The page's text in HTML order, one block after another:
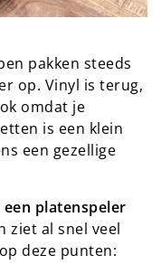
pakken steeds
op. Vinyl is terug,
omdat je
is een klein
een gezellige
platenspeler
ziet al snel veel
deze punten: